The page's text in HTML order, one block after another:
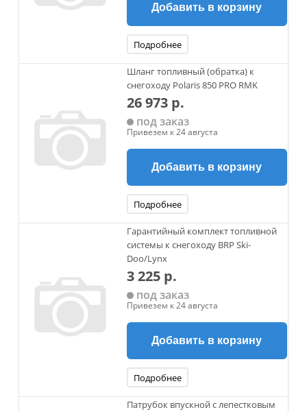
Добавить в корзину
Подробнее
Шланг топливный (обратка) к
снегоходу Polaris 850 PRO RMK
26 973 р.
под заказ
Привезем к 24 августа
Добавить в корзину
Подробнее
Гарантийный комплект топливной
системы к снегоходу BRP Ski-
Doo/Lynx
3 225 р.
под заказ
Привезем к 24 августа
Добавить в корзину
Подробнее
Патрубок впускной c лепестковым